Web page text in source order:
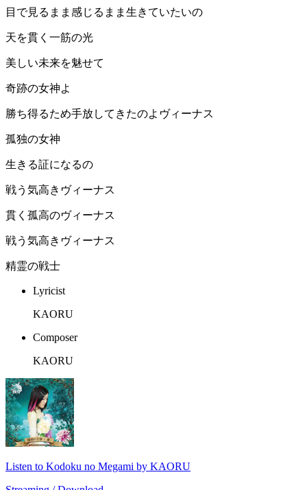
目で見るまま感じるまま生きていたいの
天を貫く一筋の光
美しい未来を魅せて
奇跡の女神よ
勝ち得るため手放してきたのよヴィーナス
孤独の女神
生きる証になるの
戦う気高きヴィーナス
貫く孤高のヴィーナス
戦う気高きヴィーナス
精霊の戦士
Lyricist
KAORU
Composer
KAORU
Listen to Kodoku no Megami by KAORU